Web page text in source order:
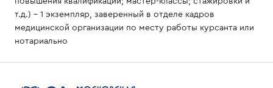
т.д.) - 1 экземпляр, заверенный в отделе кадров
медицинской организации по месту работы курсанта или
нотариально